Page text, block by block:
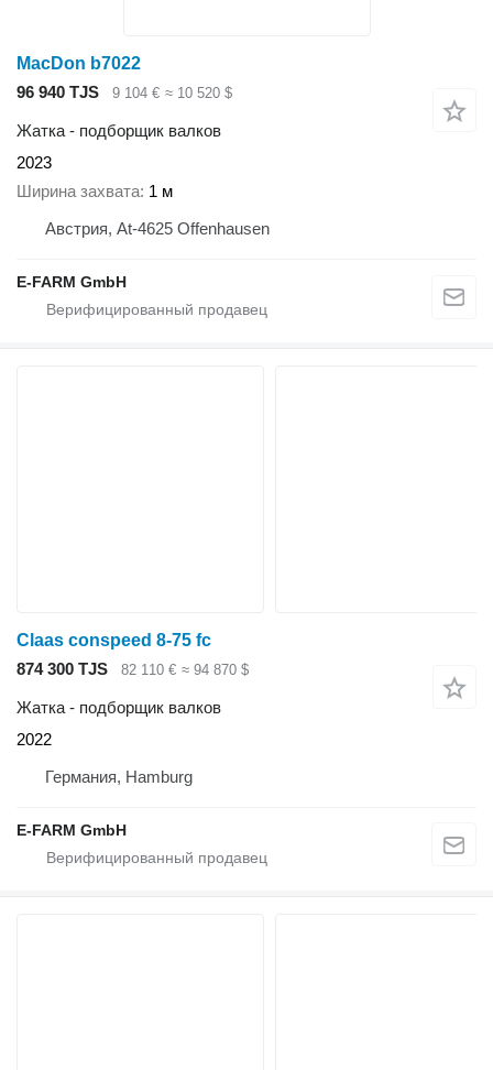
MacDon b7022
96 940 TJS
9 104 € ≈ 10 520 $
Жатка - подборщик валков
2023
Ширина захвата 1 м
Австрия, At-4625 Offenhausen
E-FARM GmbH
Claas conspeed 8-75 fc
874 300 TJS
82 110 € ≈ 94 870 $
Жатка - подборщик валков
2022
Германия, Hamburg
E-FARM GmbH